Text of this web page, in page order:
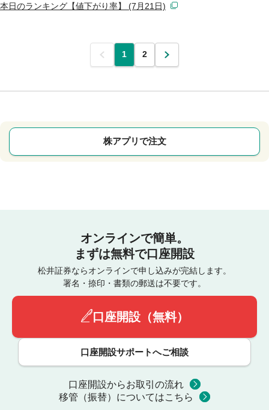
本日のランキング【値下がり率】 (7月21日)
前 1 2 次
株アプリで注文
オンラインで簡単。
まずは無料で口座開設
松井証券ならオンラインで申し込みが完結します。
署名・捺印・書類の郵送は不要です。
口座開設（無料）
口座開設サポートへご相談
口座開設からお取引の流れ
移管（振替）についてはこちら